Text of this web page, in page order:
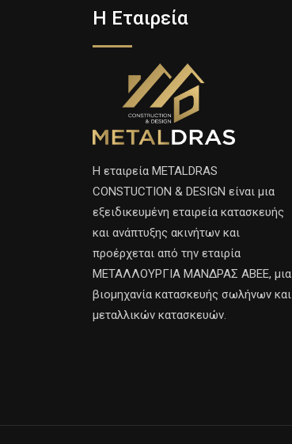
Η Εταιρεία
H εταιρεία METALDRAS
CONSTUCTION & DESIGN είναι μια
εξειδικευμένη εταιρεία κατασκευής
και ανάπτυξης ακινήτων και
προέρχεται από την εταιρία
ΜΕΤΑΛΛΟΥΡΓΙΑ ΜΑΝΔΡΑΣ ΑΒΕΕ, μια
βιομηχανία κατασκευής σωλήνων και
μεταλλικών κατασκευών.